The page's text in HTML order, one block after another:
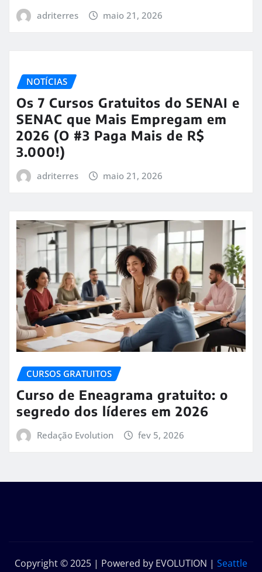
adriterres maio 21, 2026
NOTÍCIAS
Os 7 Cursos Gratuitos do SENAI e
SENAC que Mais Empregam em
2026 (O #3 Paga Mais de R$
3.000!)
adriterres maio 21, 2026
CURSOS GRATUITOS
Curso de Eneagrama gratuito: o
segredo dos líderes em 2026
Redação Evolution fev 5, 2026
Copyright © 2025 | Powered by EVOLUTION | Seattle